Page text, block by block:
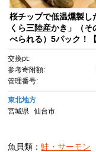
桜チップで低温燻製し
くら三陸産かき」（そ
べられる）5パック！
め 】
交換pt:
参考寄附額:
管理番号:
東北地方
宮城県
仙台市
魚貝類：鮭・サーモン